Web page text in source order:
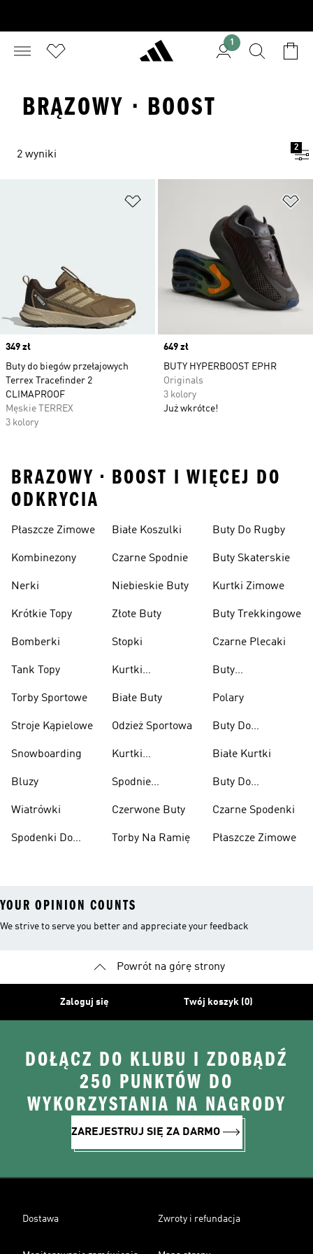
1
BRĄZOWY · BOOST
2 wyniki
2
Price
349 zł
Buty do biegów przełajowych
Terrex Tracefinder 2
CLIMAPROOF
Męskie TERREX
3 kolory
Price
649 zł
BUTY HYPERBOOST EPHR
Originals
3 kolory
Już wkrótce!
BRAZOWY • BOOST I WIĘCEJ DO
ODKRYCIA
Płaszcze Zimowe
Kombinezony
Nerki
Krótkie Topy
Bomberki
Tank Topy
Torby Sportowe
Stroje Kąpielowe
Snowboarding
Bluzy
Wiatrówki
Spodenki Do
Białe Koszulki
Czarne Spodnie
Niebieskie Buty
Złote Buty
Stopki
Kurtki
Białe Buty
Odzież Sportowa
Kurtki
Spodnie
Czerwone Buty
Torby Na Ramię
Buty Do Rugby
Buty Skaterskie
Kurtki Zimowe
Buty Trekkingowe
Czarne Plecaki
Buty
Polary
Buty Do
Ciężarów
Białe Kurtki
Buty Do
Czarne Spodenki
Płaszcze Zimowe
YOUR OPINION COUNTS
We strive to serve you better and appreciate your feedback
Powrót na górę strony
Zaloguj się Twój koszyk (0)
DOŁĄCZ DO KLUBU I ZDOBĄDŹ
250 PUNKTÓW DO
WYKORZYSTANIA NA NAGRODY
ZAREJESTRUJ SIĘ ZA DARMO
Dostawa Zwroty i refundacja